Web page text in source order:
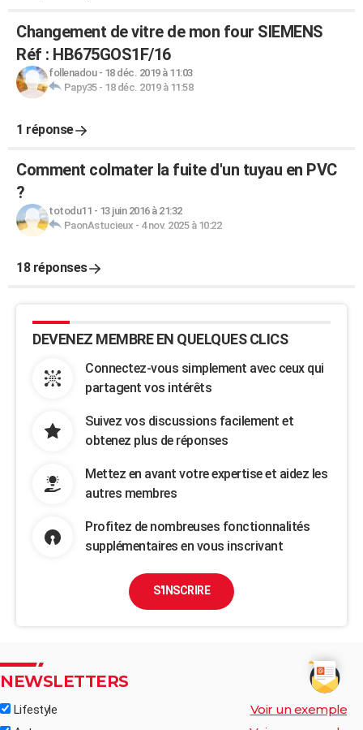
Changement de vitre de mon four SIEMENS
Réf : HB675GOS1F/16
follenadou- 18 déc. 2019 à 11:03
Papy35- 18 déc. 2019 à 11:58
1 réponse
Comment colmater la fuite d'un tuyau en PVC
?
totodu11 - 13 juin 2016 à 21:32
PaonAstucieux - 4 nov. 2025 à 10:22
18 réponses
DEVENEZ MEMBRE EN QUELQUES CLICS
Connectez-vous simplement avec ceux qui
partagent vos intérêts
Suivez vos discussions facilement et
obtenez plus de réponses
Mettez en avant votre expertise et aidez les
autres membres
Profitez de nombreuses fonctionnalités
supplémentaires en vous inscrivant
S'INSCRIRE
NEWSLETTERS
Lifestyle Voir un exemple